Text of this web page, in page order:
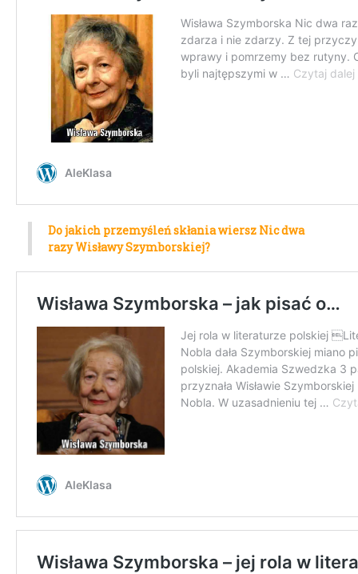
Do jakich przemyśleń skłania wiersz Nic dwa
razy Wisławy Szymborskiej?